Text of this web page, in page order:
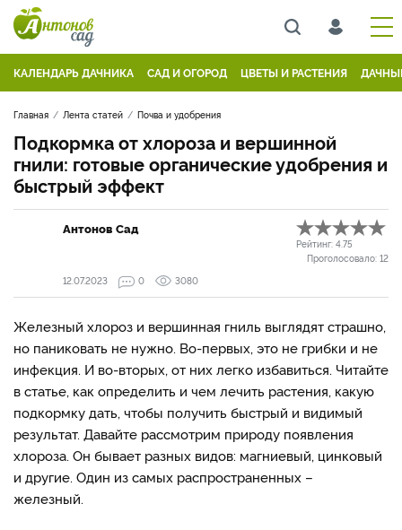
КАЛЕНДАРЬ ДАЧНИКА САД И ОГОРОД ЦВЕТЫ И РАСТЕНИЯ
Главная Лента статей Почва и удобрения
Подкормка от хлороза и вершинной
гнили: готовые органические удобрения и
быстрый эффект
Антонов Сад
Рейтинг: 4.75
Проголосовало: 12
12.07.2023
0 3080
Железный хлороз и вершинная гниль выглядят страшно,
но паниковать не нужно. Во-первых, это не грибки и не
инфекция. И во-вторых, от них легко избавиться. Читайте
в статье, как определить и чем лечить растения, какую
подкормку дать, чтобы получить быстрый и видимый
результат. Давайте рассмотрим природу появления
хлороза. Он бывает разных видов: магниевый, цинковый
и другие. Один из самых распространенных –
железный.